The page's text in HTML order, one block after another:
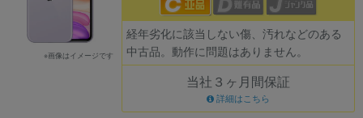
※画像はイメージです
経年劣化に該当しない傷、汚れなどのある
中古品。動作に問題はありません。
当社３ヶ月間保証
詳細はこちら
人気の検索ワード： Let's note EliteBookMacBook
「スマートフォン」「タブレット」など